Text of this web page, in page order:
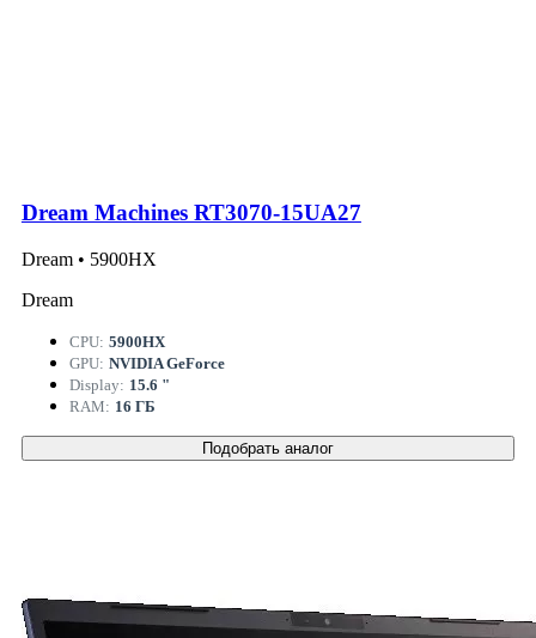
Dream Machines RT3070-15UA27
Dream • 5900HX
Dream
CPU: 5900HX
GPU: NVIDIA GeForce
Display: 15.6 "
RAM: 16 ГБ
Подобрать аналог